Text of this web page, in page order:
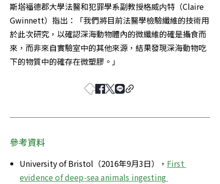
斯塔福德郡大學法醫和犯罪學系副教授格威内特（Claire
Gwinnett）指出：「我們將目前法醫學檢驗纖維的技術用
於此次研究，以確認深海動物體內的微纖維的確是攝食而
來，而非來自實驗室中的其他來源，結果發現深海動物吃
下的物質中的確存在微塑膠。」
參考資料
University of Bristol（2016年9月3日）， First
evidence of deep-sea animals ingesting